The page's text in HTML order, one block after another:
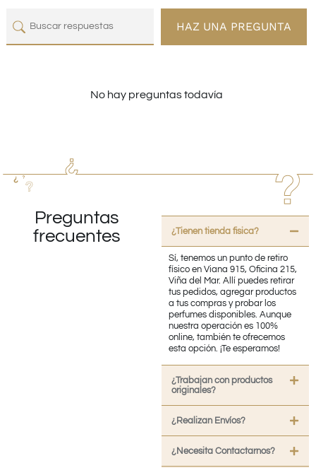
HAZ UNA PREGUNTA
No hay preguntas todavía
Preguntas
frecuentes
¿Tienen tienda fisica?
Sí, tenemos un punto de retiro
físico en Viana 915, Oficina 215,
Viña del Mar. Allí puedes retirar
tus pedidos, agregar productos
a tus compras y probar los
perfumes disponibles. Aunque
nuestra operación es 100%
online, también te ofrecemos
esta opción. ¡Te esperamos!
¿Trabajan con productos
originales?
¿Realizan Envíos?
¿Necesita Contactarnos?